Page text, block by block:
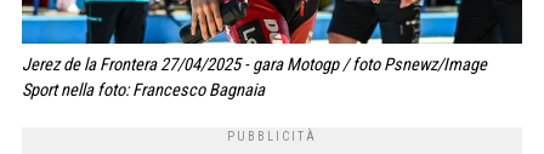
Jerez de la Frontera 27/04/2025 - gara Motogp / foto Psnewz/Image
Sport nella foto: Francesco Bagnaia